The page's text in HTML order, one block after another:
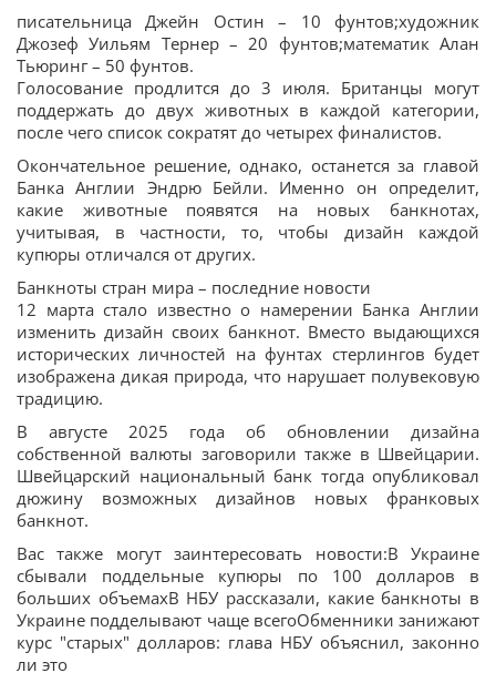
писательница Джейн Остин – 10 фунтов;художник
Джозеф Уильям Тернер – 20 фунтов;математик Алан
Тьюринг – 50 фунтов.
Голосование продлится до 3 июля. Британцы могут
поддержать до двух животных в каждой категории,
после чего список сократят до четырех финалистов.
Окончательное решение, однако, останется за главой
Банка Англии Эндрю Бейли. Именно он определит,
какие животные появятся на новых банкнотах,
учитывая, в частности, то, чтобы дизайн каждой
купюры отличался от других.
Банкноты стран мира – последние новости
12 марта стало известно о намерении Банка Англии
изменить дизайн своих банкнот. Вместо выдающихся
исторических личностей на фунтах стерлингов будет
изображена дикая природа, что нарушает полувековую
традицию.
В августе 2025 года об обновлении дизайна
собственной валюты заговорили также в Швейцарии.
Швейцарский национальный банк тогда опубликовал
дюжину возможных дизайнов новых франковых
банкнот.
Вас также могут заинтересовать новости:В Украине
сбывали поддельные купюры по 100 долларов в
больших объемахВ НБУ рассказали, какие банкноты в
Украине подделывают чаще всегоОбменники занижают
курс "старых" долларов: глава НБУ объяснил, законно
ли это